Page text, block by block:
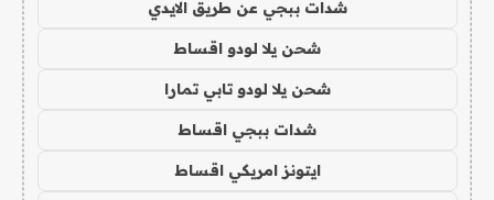
شدات ببجي عن طريق الايدي
شحن يلا لودو اقساط
شحن يلا لودو تابي تمارا
شدات ببجي اقساط
ايتونز امريكي اقساط